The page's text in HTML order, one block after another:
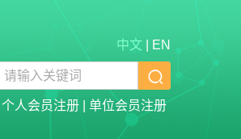
中文 EN

个人会员注册| 单位会员注册